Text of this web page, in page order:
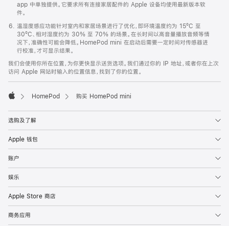
app 中单独提供。它要求所有连接家居配件的 Apple 设备均使用最新版本软
件。
温湿度感应功能针对室内和家居场景进行了优化，即环境温度约为 15ºC 至
30ºC、相对湿度约为 30% 至 70% 的场景。在长时间以高音量播放音频等情
况下，准确性可能会降低。HomePod mini 在启动后需要一定时间对传感器进
行校准，才可显示结果。
我们会使用你所在位置，为你更快显示送货选项。我们通过你的 IP 地址，或者你在上次
访问 Apple 网站时输入的位置信息，找到了你的位置。
HomePod 购买 HomePod mini
选购及了解
Apple 钱包
账户
娱乐
Apple Store 商店
商务应用